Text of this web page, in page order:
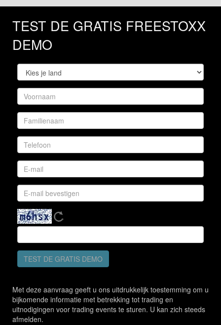
TEST DE GRATIS FREESTOXX
DEMO
TEST DE GRATIS DEMO
Met deze aanvraag geeft u ons uitdrukkelijk toestemming om u
bijkomende informatie met betrekking tot trading en
uitnodigingen voor trading events te sturen. U kan zich steeds
afmelden.